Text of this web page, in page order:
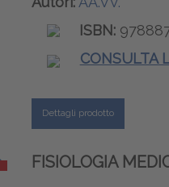
ISBN:
CONSULTA
Dettagli prodotto
FISIOLOGIA